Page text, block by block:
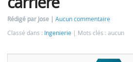
Rédigé par Jose
Aucun commentaire
Classé dans : Ingenierie Mots clés : aucun